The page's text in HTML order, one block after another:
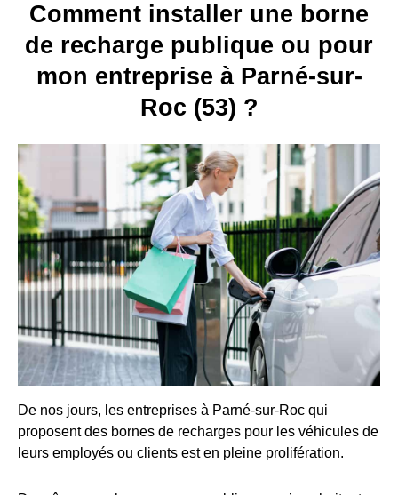
Comment installer une borne
de recharge publique ou pour
mon entreprise à Parné-sur-
Roc (53) ?
De nos jours, les entreprises à Parné-sur-Roc qui
proposent des bornes de recharges pour les véhicules de
leurs employés ou clients est en pleine prolifération.